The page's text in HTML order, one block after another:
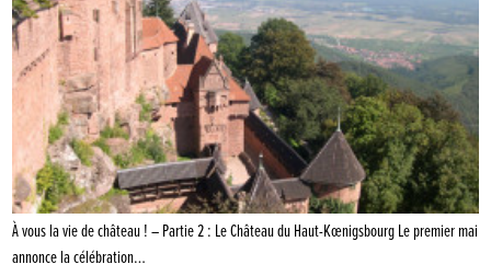
À vous la vie de château ! – Partie 2 : Le Château du Haut-Kœnigsbourg Le premier mai
annonce la célébration…